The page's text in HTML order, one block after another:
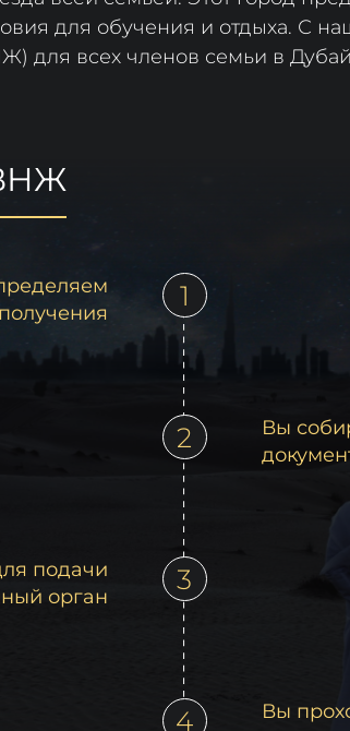
для обучения и отдыха. С
для всех членов семьи в
1
2
Вы
3
подачи
орган
4 Вы